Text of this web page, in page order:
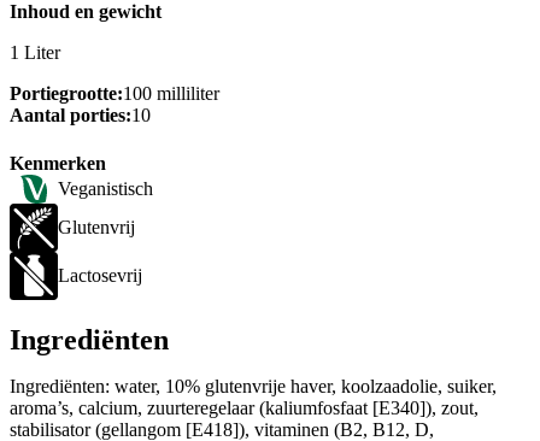
Inhoud en gewicht
1 Liter
Portiegrootte:100 milliliter
Aantal porties:10
Kenmerken
Veganistisch
Glutenvrij
Lactosevrij
Ingrediënten
Ingrediënten: water, 10% glutenvrije haver, koolzaadolie, suiker,
aroma’s, calcium, zuurteregelaar (kaliumfosfaat [E340]), zout,
stabilisator (gellangom [E418]), vitaminen (B2, B12, D,